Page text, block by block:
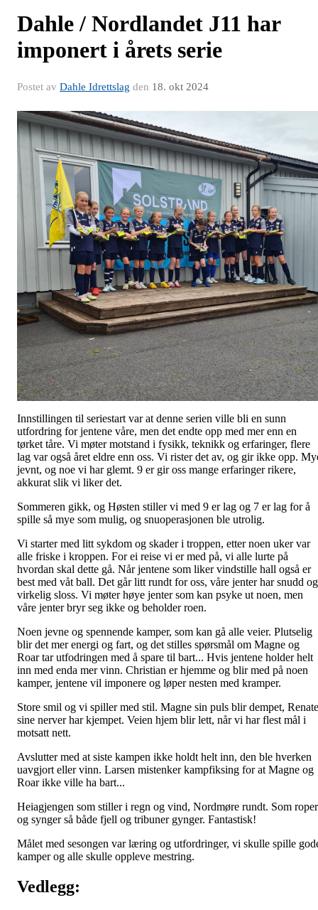
Dahle / Nordlandet J11 har
imponert i årets serie
Postet av Dahle Idrettslag den 18. okt 2024
Innstillingen til seriestart var at denne serien ville bli en sunn
utfordring for jentene våre, men det endte opp med mer enn en
tørket tåre. Vi møter motstand i fysikk, teknikk og erfaringer, flere
lag var også året eldre enn oss. Vi rister det av, og gir ikke opp.
jevnt, og noe vi har glemt. 9 er gir oss mange erfaringer rikere,
akkurat slik vi liker det.
Sommeren gikk, og Høsten stiller vi med 9 er lag og 7 er lag for å
spille så mye som mulig, og snuoperasjonen ble utrolig.
Vi starter med litt sykdom og skader i troppen, etter noen uker var
alle friske i kroppen. For ei reise vi er med på, vi alle lurte på
hvordan skal dette gå. Når jentene som liker vindstille hall også er
best med våt ball. Det går litt rundt for oss, våre jenter har snudd og
virkelig sloss. Vi møter høye jenter som kan psyke ut noen, men
våre jenter bryr seg ikke og beholder roen.
Noen jevne og spennende kamper, som kan gå alle veier. Plutselig
blir det mer energi og fart, og det stilles spørsmål om Magne og
Roar tar utfodringen med å spare til bart... Hvis jentene holder helt
inn med enda mer vinn. Christian er hjemme og blir med på noen
kamper, jentene vil imponere og løper nesten med kramper.
Store smil og vi spiller med stil. Magne sin puls blir dempet, Renate
sine nerver har kjempet. Veien hjem blir lett, når vi har flest mål i
motsatt nett.
Avslutter med at siste kampen ikke holdt helt inn, den ble hverken
uavgjort eller vinn. Larsen mistenker kampfiksing for at Magne og
Roar ikke ville ha bart...
Heiagjengen som stiller i regn og vind, Nordmøre rundt. Som roper
og synger så både fjell og tribuner gynger. Fantastisk!
Målet med sesongen var læring og utfordringer, vi skulle spille
kamper og alle skulle oppleve mestring.
Vedlegg: